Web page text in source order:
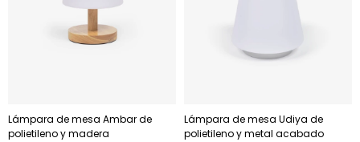
Lámpara de mesa Ambar de
polietileno y madera
Lámpara de mesa Udiya de
polietileno y metal acabado